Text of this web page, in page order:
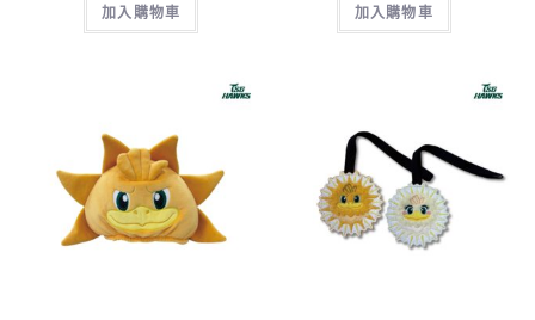
加入購物車 加入購物車